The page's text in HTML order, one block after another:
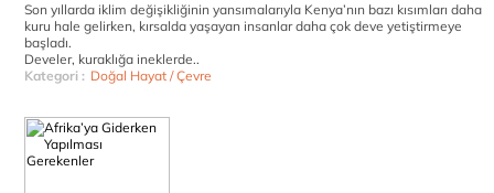
Son yıllarda iklim değişikliğinin yansımalarıyla Kenya’nın bazı kısımları daha
kuru hale gelirken, kırsalda yaşayan insanlar daha çok deve yetiştirmeye
başladı.
Develer, kuraklığa ineklerde..
Kategori : Doğal Hayat / Çevre